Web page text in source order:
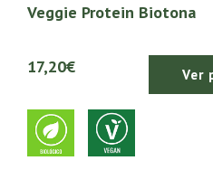
Veggie Protein Biotona
17,20€ Ver